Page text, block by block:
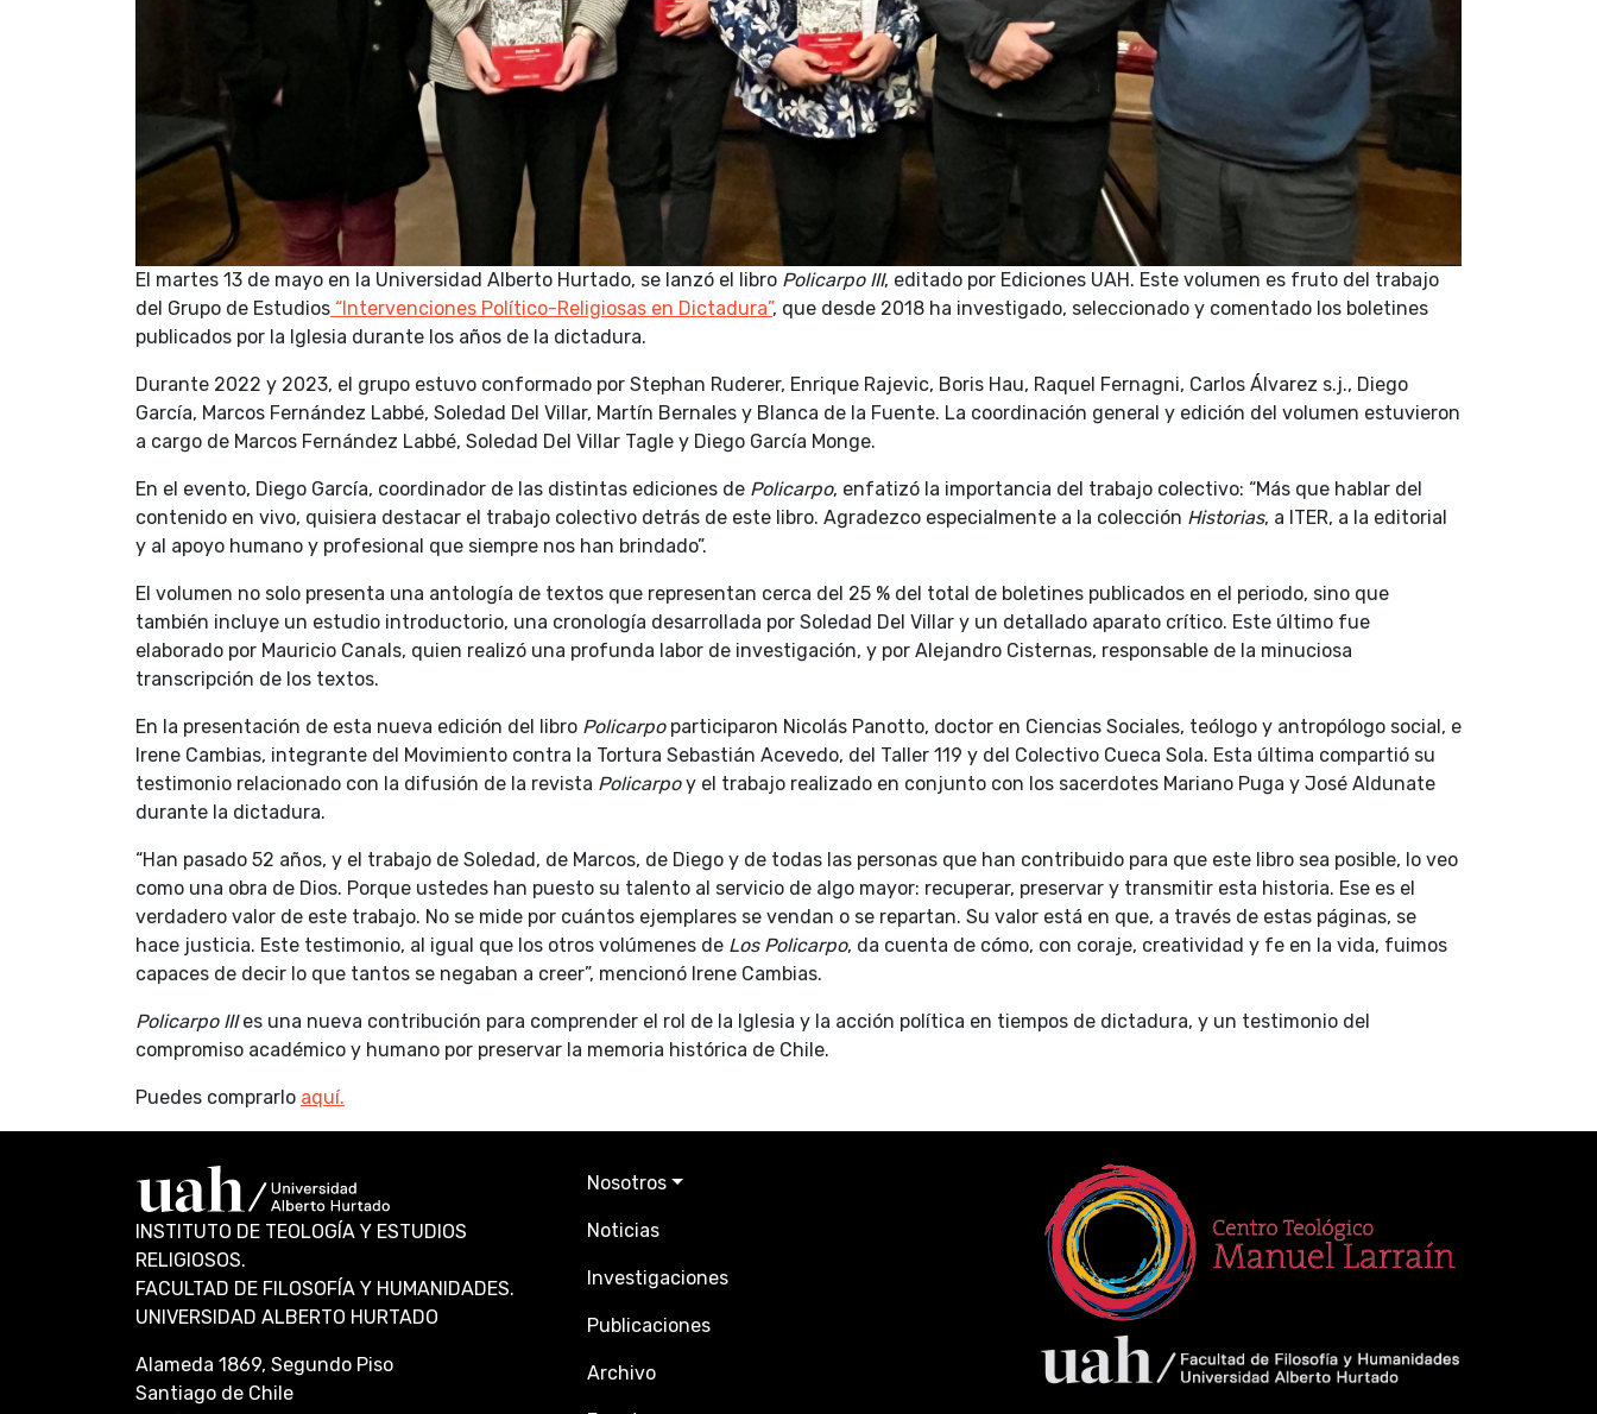
El martes 13 de mayo en la Universidad Alberto Hurtado, se lanzó el libro Policarpo III, editado por Ediciones UAH. Este volumen es fruto del trabajo
del Grupo de Estudios “Intervenciones Político-Religiosas en Dictadura”, que desde 2018 ha investigado, seleccionado y comentado los boletines
publicados por la Iglesia durante los años de la dictadura.
Durante 2022 y 2023, el grupo estuvo conformado por Stephan Ruderer, Enrique Rajevic, Boris Hau, Raquel Fernagni, Carlos Álvarez s.j., Diego
García, Marcos Fernández Labbé, Soledad Del Villar, Martín Bernales y Blanca de la Fuente. La coordinación general y edición del volumen estuvieron
a cargo de Marcos Fernández Labbé, Soledad Del Villar Tagle y Diego García Monge.
En el evento, Diego García, coordinador de las distintas ediciones de Policarpo, enfatizó la importancia del trabajo colectivo: “Más que hablar del
contenido en vivo, quisiera destacar el trabajo colectivo detrás de este libro. Agradezco especialmente a la colección Historias, a ITER, a la editorial
y al apoyo humano y profesional que siempre nos han brindado”.
El volumen no solo presenta una antología de textos que representan cerca del 25 % del total de boletines publicados en el periodo, sino que
también incluye un estudio introductorio, una cronología desarrollada por Soledad Del Villar y un detallado aparato crítico. Este último fue
elaborado por Mauricio Canals, quien realizó una profunda labor de investigación, y por Alejandro Cisternas, responsable de la minuciosa
transcripción de los textos.
En la presentación de esta nueva edición del libro Policarpoparticiparon Nicolás Panotto, doctor en Ciencias Sociales, teólogo y antropólogo social, e
Irene Cambias, integrante del Movimiento contra la Tortura Sebastián Acevedo, del Taller 119 y del Colectivo Cueca Sola. Esta última compartió su
testimonio relacionado con la difusión de la revista Policarpoy el trabajo realizado en conjunto con los sacerdotes Mariano Puga y José Aldunate
durante la dictadura.
“Han pasado 52 años, y el trabajo de Soledad, de Marcos, de Diego y de todas las personas que han contribuido para que este libro sea posible, lo veo
como una obra de Dios. Porque ustedes han puesto su talento al servicio de algo mayor: recuperar, preservar y transmitir esta historia. Ese es el
verdadero valor de este trabajo. No se mide por cuántos ejemplares se vendan o se repartan. Su valor está en que, a través de estas páginas, se
hace justicia. Este testimonio, al igual que los otros volúmenes de Los Policarpo, da cuenta de cómo, con coraje, creatividad y fe en la vida, fuimos
capaces de decir lo que tantos se negaban a creer”, mencionó Irene Cambias.
Policarpo IIIes una nueva contribución para comprender el rol de la Iglesia y la acción política en tiempos de dictadura, y un testimonio del
compromiso académico y humano por preservar la memoria histórica de Chile.
Puedes comprarlo aquí.
INSTITUTO DE TEOLOGÍA Y ESTUDIOS
RELIGIOSOS.
FACULTAD DE FILOSOFÍA Y HUMANIDADES.
UNIVERSIDAD ALBERTO HURTADO
Alameda 1869, Segundo Piso
Santiago de Chile
Nosotros
Noticias
Investigaciones
Publicaciones
Archivo